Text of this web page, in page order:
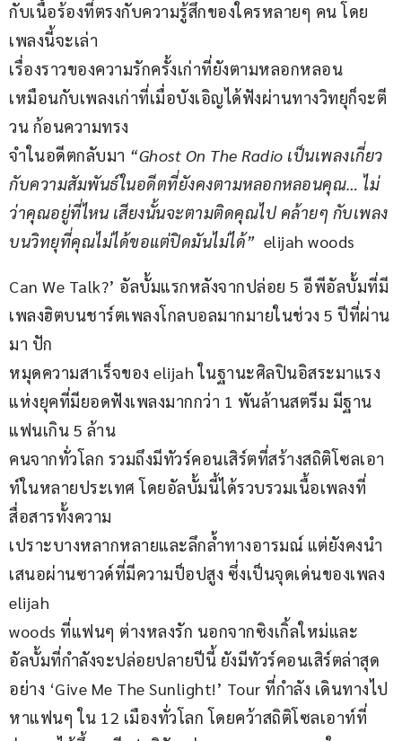
กับเนื้อร้องที่ตรงกับความรู้สึกของใครหลายๆ คน โดย
เพลงนี้จะเล่า
เรื่องราวของความรักครั้งเก่าที่ยังตามหลอกหลอน
เหมือนกับเพลงเก่าที่เมื่อบังเอิญได้ฟังผ่านทางวิทยุก็จะตี
วน ก้อนความทรง
จำในอดีตกลับมา “Ghost On The Radio เป็นเพลงเกี่ยว
กับความสัมพันธ์ในอดีตที่ยังคงตามหลอกหลอนคุณ… ไม่
ว่าคุณอยู่ที่ไหน เสียงนั้นจะตามติดคุณไป คล้ายๆ กับเพลง
บนวิทยุที่คุณไม่ได้ขอแต่ปิดมันไม่ได้”
  elijah woods
Can We Talk?’ อัลบั้มแรกหลังจากปล่อย 5 อีพีอัลบั้มที่มี
เพลงฮิตบนชาร์ตเพลงโกลบอลมากมายในช่วง 5 ปีที่ผ่าน
มา ปัก
หมุดความสาเร็จของ elijah ในฐานะศิลปินอิสระมาแรง
แห่งยุคที่มียอดฟังเพลงมากกว่า 1 พันล้านสตรีม มีฐาน
แฟนเกิน 5 ล้าน
คนจากทั่วโลก รวมถึงมีทัวร์คอนเสิร์ตที่สร้างสถิติโซลเอา
ท์ในหลายประเทศ โดยอัลบั้มนี้ได้รวบรวมเนื้อเพลงที่
สื่อสารทั้งความ
เปราะบางหลากหลายและลึกล้ำทางอารมณ์ แต่ยังคงนำ
เสนอผ่านซาวด์ที่มีความป็อปสูง ซึ่งเป็นจุดเด่นของเพลง
elijah
woods ที่แฟนๆ ต่างหลงรัก นอกจากซิงเกิ้ลใหม่และ
อัลบั้มที่กำลังจะปล่อยปลายปีนี้ ยังมีทัวร์คอนเสิร์ตล่าสุด
อย่าง ‘Give Me The Sunlight!’ Tour ที่กำลัง เดินทางไป
หาแฟนๆ ใน 12 เมืองทั่วโลก โดยคว้าสถิติโซลเอาท์ที่